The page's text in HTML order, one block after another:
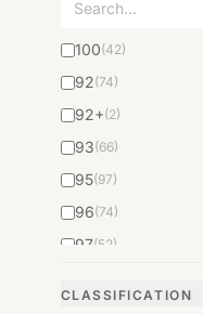
100(42)
92(74)
92+(2)
93(66)
95(97)
96(74)
97(52)
CLASSIFICATION